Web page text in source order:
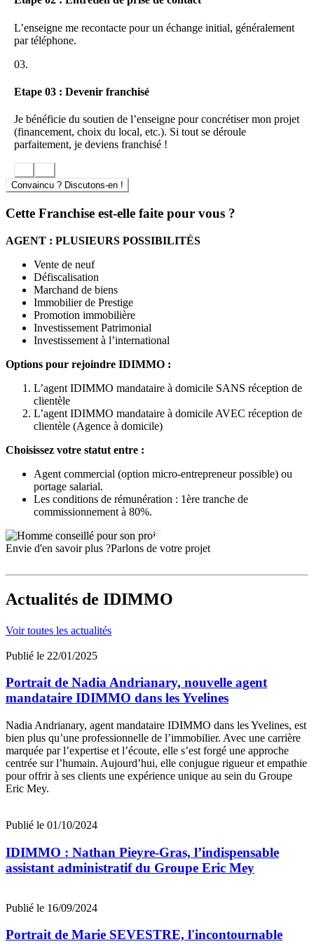
des affaires.
la personnalité de chacun.
argumentaire préconçu
contraire, des formations thématiques, commerciales, juridiques et
informatiques sont dispensées par des équipes hautement qualifiées.
De plus, la tête de réseau est toujours à la disposition de ses
partenaires, pour les écouter et les conseiller.
C’est une formule qui intéresse les
débutant très motivés) ne souhaitant pas se lancer dans la création
veulent plus de soucis de gestion !
L’enseigne me recontacte pour un échange initial, généralement
par téléphone.
03.
Etape 03 : Devenir franchisé
Je bénéficie du soutien de l’enseigne pour concrétiser mon projet
(financement, choix du local, etc.). Si tout se déroule
parfaitement, je deviens franchisé !
Convaincu ? Discutons-en !
Cette Franchise est-elle faite pour vous ?
AGENT : PLUSIEURS POSSIBILITÉS
Vente de neuf
Défiscalisation
Marchand de biens
Immobilier de Prestige
Promotion immobilière
Investissement Patrimonial
Investissement à l’international
Options pour rejoindre IDIMMO :
L’agent IDIMMO mandataire à domicile SANS réception de
clientèle
L’agent IDIMMO mandataire à domicile AVEC réception de
clientèle (Agence à domicile)
Choisissez votre statut entre :
Agent commercial (option micro-entrepreneur possible) ou
portage salarial.
Les conditions de rémunération : 1ère tranche de
commissionnement à 80%.
Envie d'en savoir plus ?Parlons de votre projet
Actualités de IDIMMO
Voir toutes les actualités
Publié le 22/01/2025
Portrait de Nadia Andrianary, nouvelle agent
mandataire IDIMMO dans les Yvelines
Nadia Andrianary, agent mandataire IDIMMO dans les Yvelines, est
bien plus qu’une professionnelle de l’immobilier. Avec une carrière
marquée par l’expertise et l’écoute, elle s’est forgé une approche
centrée sur l’humain. Aujourd’hui, elle conjugue rigueur et empathie
pour offrir à ses clients une expérience unique au sein du Groupe
Eric Mey.
Publié le 01/10/2024
IDIMMO : Nathan Pieyre-Gras, l’indispensable
assistant administratif du Groupe Eric Mey
Publié le 16/09/2024
Portrait de Marie SEVESTRE, l'incontournable